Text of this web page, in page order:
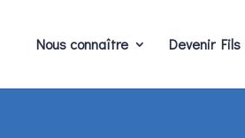
Nous connaître Devenir Fils